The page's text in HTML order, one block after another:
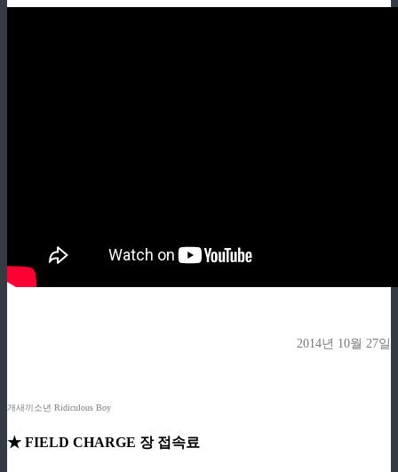
2014년 10월 27일
개새끼소년 Ridiculous Boy
★ FIELD CHARGE 장 접속료